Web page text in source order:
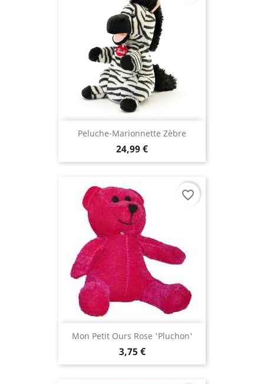
Peluche-Marionnette Zèbre
24,99 €
Mon Petit Ours Rose 'Pluchon'
3,75 €
favorite_border